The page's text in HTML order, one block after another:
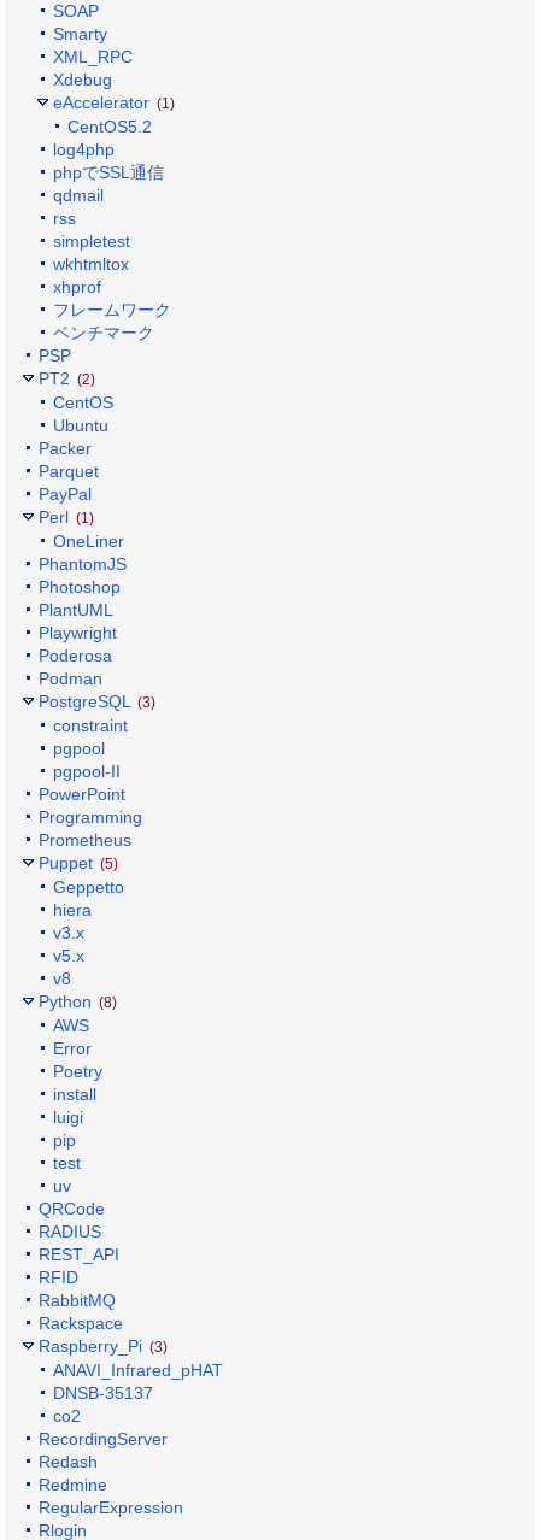
SOAP
Smarty
XML_RPC
Xdebug
eAccelerator (1)
CentOS5.2
log4php
phpでSSL通信
qdmail
rss
simpletest
wkhtmltox
xhprof
フレームワーク
ベンチマーク
PSP
PT2 (2)
CentOS
Ubuntu
Packer
Parquet
PayPal
Perl (1)
OneLiner
PhantomJS
Photoshop
PlantUML
Playwright
Poderosa
Podman
PostgreSQL (3)
constraint
pgpool
pgpool-II
PowerPoint
Programming
Prometheus
Puppet (5)
Geppetto
hiera
v3.x
v5.x
v8
Python (8)
AWS
Error
Poetry
install
luigi
pip
test
uv
QRCode
RADIUS
REST_API
RFID
RabbitMQ
Rackspace
Raspberry_Pi (3)
ANAVI_Infrared_pHAT
DNSB-35137
co2
RecordingServer
Redash
Redmine
RegularExpression
Rlogin